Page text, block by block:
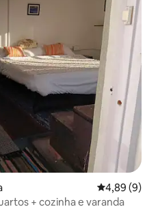
4,89 de uma
4,89 (9)
+ cozinha e varanda